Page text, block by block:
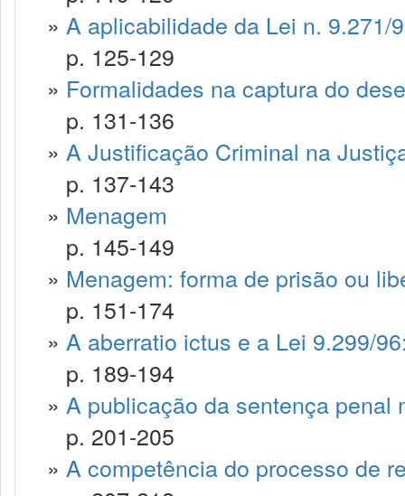
» A aplicabilidade da Lei n. 9.271/
p. 125-129
» Formalidades na captura do
p. 131-136
» A Justificação Criminal na
p. 137-143
» Menagem
p. 145-149
» Menagem: forma de prisão ou
p. 151-174
» A aberratio ictus e a Lei 9.299/
p. 189-194
» A publicação da sentença penal
p. 201-205
» A competência do processo de